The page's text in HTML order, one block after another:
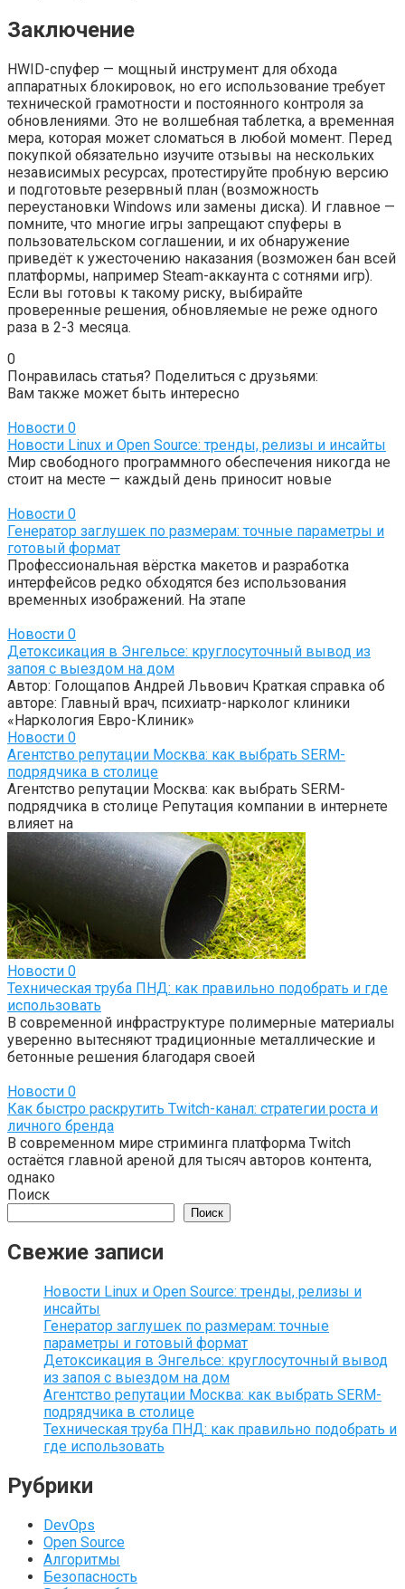
Заключение
HWID-спуфер — мощный инструмент для обхода
аппаратных блокировок, но его использование требует
технической грамотности и постоянного контроля за
обновлениями. Это не волшебная таблетка, а временная
мера, которая может сломаться в любой момент. Перед
покупкой обязательно изучите отзывы на нескольких
независимых ресурсах, протестируйте пробную версию
и подготовьте резервный план (возможность
переустановки Windows или замены диска). И главное —
помните, что многие игры запрещают спуферы в
пользовательском соглашении, и их обнаружение
приведёт к ужесточению наказания (возможен бан всей
платформы, например Steam-аккаунта с сотнями игр).
Если вы готовы к такому риску, выбирайте
проверенные решения, обновляемые не реже одного
раза в 2-3 месяца.
0
Понравилась статья? Поделиться с друзьями:
Вам также может быть интересно
Новости 0
Новости Linux и Open Source: тренды, релизы и инсайты
Мир свободного программного обеспечения никогда не
стоит на месте — каждый день приносит новые
Новости 0
Генератор заглушек по размерам: точные параметры и
готовый формат
Профессиональная вёрстка макетов и разработка
интерфейсов редко обходятся без использования
временных изображений. На этапе
Новости 0
Детоксикация в Энгельсе: круглосуточный вывод из
запоя с выездом на дом
Автор: Голощапов Андрей Львович Краткая справка об
авторе: Главный врач, психиатр-нарколог клиники
«Наркология Евро-Клиник»
Новости 0
Агентство репутации Москва: как выбрать SERM-
подрядчика в столице
Агентство репутации Москва: как выбрать SERM-
подрядчика в столице Репутация компании в интернете
влияет на
Новости 0
Техническая труба ПНД: как правильно подобрать и где
использовать
В современной инфраструктуре полимерные материалы
уверенно вытесняют традиционные металлические и
бетонные решения благодаря своей
Новости 0
Как быстро раскрутить Twitch-канал: стратегии роста и
личного бренда
В современном мире стриминга платформа Twitch
остаётся главной ареной для тысяч авторов контента,
однако
Поиск
Поиск
Свежие записи
Новости Linux и Open Source: тренды, релизы и
инсайты
Генератор заглушек по размерам: точные
параметры и готовый формат
Детоксикация в Энгельсе: круглосуточный вывод
из запоя с выездом на дом
Агентство репутации Москва: как выбрать SERM-
подрядчика в столице
Техническая труба ПНД: как правильно подобрать и
где использовать
Рубрики
DevOps
Open Source
Алгоритмы
Безопасность